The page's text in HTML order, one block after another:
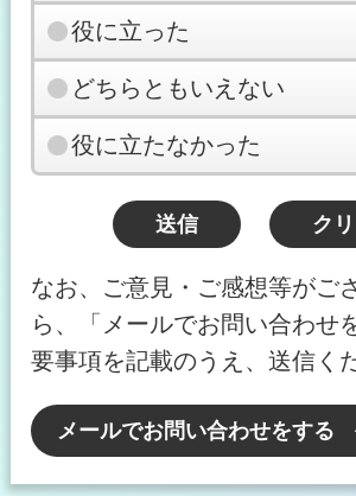
役に立った
どちらともいえない
役に立たなかった
なお、ご意見・ご感想等がご
ら、「メールでお問い合わせ
要事項を記載のうえ、送信く
メールでお問い合わせをする